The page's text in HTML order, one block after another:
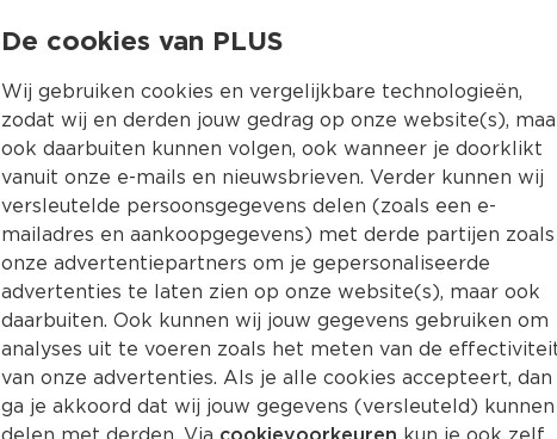
Gallo Spritz Peach
Per Fles 75 cl  (per liter €9.32)
5.29 6.99
Toevoegen
De cookies van PLUS
Wij gebruiken cookies en vergelijkbare technologieën,
zodat wij en derden jouw gedrag op onze website(s),
ook daarbuiten kunnen volgen, ook wanneer je doorklikt
vanuit onze e-mails en nieuwsbrieven. Verder kunnen wij
versleutelde persoonsgegevens delen (zoals een e-
mailadres en aankoopgegevens) met derde partijen zoals
onze advertentiepartners om je gepersonaliseerde
advertenties te laten zien op onze website(s), maar ook
daarbuiten. Ook kunnen wij jouw gegevens gebruiken om
analyses uit te voeren zoals het meten van de
van onze advertenties. Als je alle cookies accepteert, dan
ga je akkoord dat wij jouw gegevens (versleuteld) kunnen